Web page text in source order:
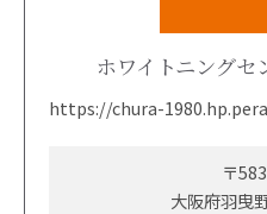
ホワイトニングセ
https://chura-
〒
大阪府羽曳